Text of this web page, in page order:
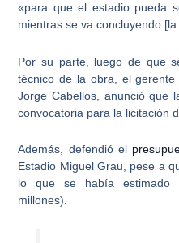
«para que el estadio pueda
mientras se va concluyendo [la
Por su parte, luego de que
técnico de la obra, el gerente
Jorge Cabellos, anunció que
convocatoria para la licitación
Además, defendió el
Estadio Miguel Grau , pese a
lo que se había estimado
millones).